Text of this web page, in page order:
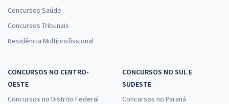
Concursos Saúde
Concursos Tribunais
Residência Multiprofissional
CONCURSOS NO CENTRO-
OESTE
Concursos no Distrito Federal
CONCURSOS NO SUL E
SUDESTE
Concursos no Paraná